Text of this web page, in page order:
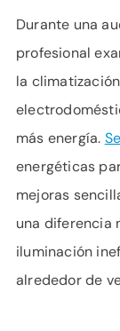
Durante una
profesional
la
más energía.
energéticas
mejoras
una diferencia
iluminación
alrededor de